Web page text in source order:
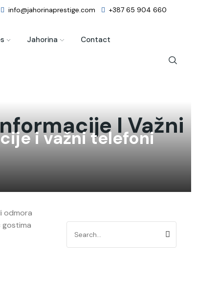
info@jahorinaprestige.com +387 65 904 660
Jahorina Contact
I Važni
i važni telefoni
odmora
gostima